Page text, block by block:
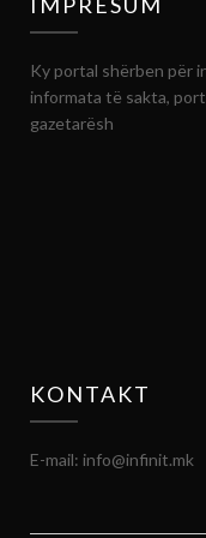
Ky portal shërben për
informata të sakta,
gazetarësh
KONTAKT
E-mail: info@infinit.mk